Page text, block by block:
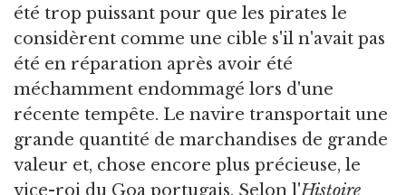
été trop puissant pour que les pirates le
considèrent comme une cible s'il n'avait pas
été en réparation après avoir été
méchamment endommagé lors d'une
récente tempête. Le navire transportait une
grande quantité de marchandises de grande
valeur et, chose encore plus précieuse, le
vice-roi du Goa portugais. Selon l'Histoire